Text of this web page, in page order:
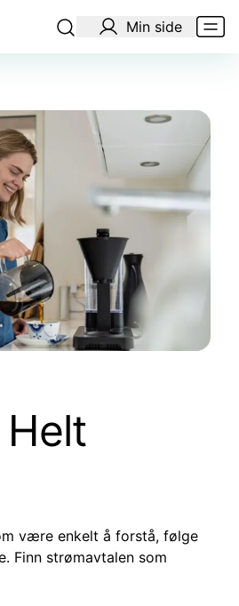
Min side
være enkelt å forstå, følge
Finn strømavtalen som